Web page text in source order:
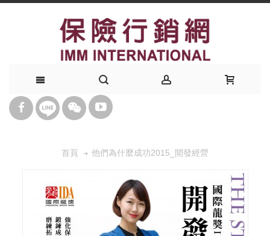
首頁 他們為什麼成功2015_開發經營